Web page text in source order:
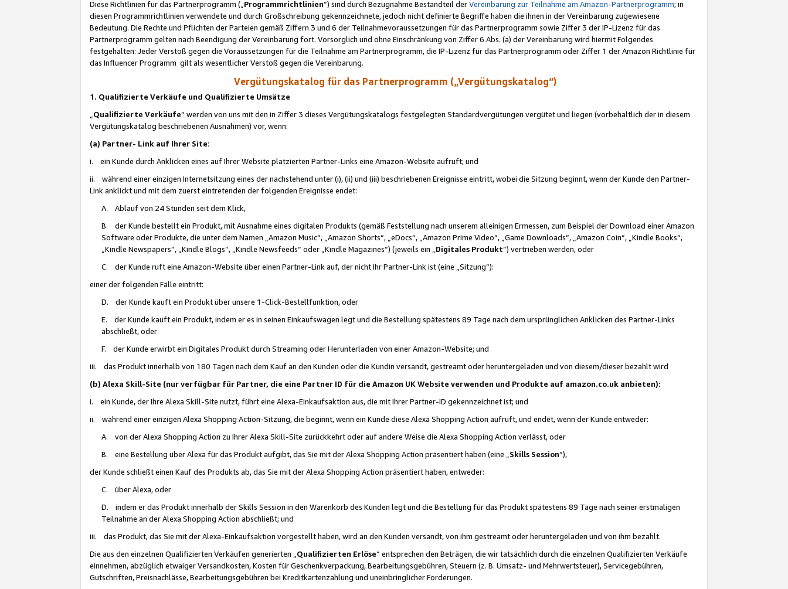
Diese Richtlinien für das Partnerprogramm („Programmrichtlinien“) sind durch Bezugnahme Bestandteil derVereinbarung zur Teilnahme am Amazon-Partnerprogramm; in
diesen Programmrichtlinien verwendete und durch Großschreibung gekennzeichnete, jedoch nicht definierte Begriffe haben die ihnen in der Vereinbarung zugewiesene
Bedeutung. Die Rechte und Pflichten der Parteien gemäß Ziffern 3 und 6 der Teilnahmevoraussetzungen für das Partnerprogramm sowie Ziffer 3 der IP-Lizenz für das
Partnerprogramm gelten nach Beendigung der Vereinbarung fort. Vorsorglich und ohne Einschränkung von Ziffer 6 Abs. (a) der Vereinbarung wird hiermit Folgendes
festgehalten: Jeder Verstoß gegen die Voraussetzungen für die Teilnahme am Partnerprogramm, die IP-Lizenz für das Partnerprogramm oder Ziffer 1 der Amazon Richtlinie für
das Influencer Programm gilt als wesentlicher Verstoß gegen die Vereinbarung.
Vergütungskatalog für das Partnerprogramm („Vergütungskatalog“)
1. Qualifizierte Verkäufe und Qualifizierte Umsätze
Qualifizierte Verkäufe“ werden von uns mit den in Ziffer 3 dieses Vergütungskatalogs festgelegten Standardvergütungen vergütet und liegen (vorbehaltlich der in diesem
Vergütungskatalog beschriebenen Ausnahmen) vor, wenn:
(a) Partner- Link auf Ihrer Site:
i. ein Kunde durch Anklicken eines auf Ihrer Website platzierten Partner-Links eine Amazon-Website aufruft; und
ii. während einer einzigen Internetsitzung eines der nachstehend unter (i), (ii) und (iii) beschriebenen Ereignisse eintritt, wobei die Sitzung beginnt, wenn der Kunde den Partner-
Link anklickt und mit dem zuerst eintretenden der folgenden Ereignisse endet:
A. Ablauf von 24 Stunden seit dem Klick,
B. der Kunde bestellt ein Produkt, mit Ausnahme eines digitalen Produkts (gemäß Feststellung nach unserem alleinigen Ermessen, zum Beispiel der Download einer Amazon
Software oder Produkte, die unter dem Namen „Amazon Music“, „Amazon Shorts“, „eDocs“, „Amazon Prime Video“, „Game Downloads“, „Amazon Coin“, „Kindle Books“,
„Kindle Newspapers“, „Kindle Blogs“, „Kindle Newsfeeds“ oder „Kindle Magazines“) (jeweils ein „ Digitales Produkt“) vertrieben werden, oder
C. der Kunde ruft eine Amazon-Website über einen Partner-Link auf, der nicht Ihr Partner-Link ist (eine „Sitzung“):
einer der folgenden Fälle eintritt:
D. der Kunde kauft ein Produkt über unsere 1-Click-Bestellfunktion, oder
E. der Kunde kauft ein Produkt, indem er es in seinen Einkaufswagen legt und die Bestellung spätestens 89 Tage nach dem ursprünglichen Anklicken des Partner-Links
abschließt, oder
F. der Kunde erwirbt ein Digitales Produkt durch Streaming oder Herunterladen von einer Amazon-Website; und
iii. das Produkt innerhalb von 180 Tagen nach dem Kauf an den Kunden oder die Kundin versandt, gestreamt oder heruntergeladen und von diesem/dieser bezahlt wird
(b) Alexa Skill-Site (nur verfügbar für Partner, die eine Partner ID für die Amazon UK Website verwenden und Produkte auf amazon.co.uk anbieten):
i. ein Kunde, der Ihre Alexa Skill-Site nutzt, führt eine Alexa-Einkaufsaktion aus, die mit Ihrer Partner-ID gekennzeichnet ist; und
ii. während einer einzigen Alexa Shopping Action-Sitzung, die beginnt, wenn ein Kunde diese Alexa Shopping Action aufruft, und endet, wenn der Kunde entweder:
A. von der Alexa Shopping Action zu Ihrer Alexa Skill-Site zurückkehrt oder auf andere Weise die Alexa Shopping Action verlässt, oder
B. eine Bestellung über Alexa für das Produkt aufgibt, das Sie mit der Alexa Shopping Action präsentiert haben (eine „ Skills Session“),
der Kunde schließt einen Kauf des Produkts ab, das Sie mit der Alexa Shopping Action präsentiert haben, entweder:
C. über Alexa, oder
D. indem er das Produkt innerhalb der Skills Session in den Warenkorb des Kunden legt und die Bestellung für das Produkt spätestens 89 Tage nach seiner erstmaligen
Teilnahme an der Alexa Shopping Action abschließt; und
iii. das Produkt, das Sie mit der Alexa-Einkaufsaktion vorgestellt haben, wird an den Kunden versandt, von ihm gestreamt oder heruntergeladen und von ihm bezahlt.
Die aus den einzelnen Qualifizierten Verkäufen generierten „ Qualifizierten Erlöse“ entsprechen den Beträgen, die wir tatsächlich durch die einzelnen Qualifizierten Verkäufe
einnehmen, abzüglich etwaiger Versandkosten, Kosten für Geschenkverpackung, Bearbeitungsgebühren, Steuern (z. B. Umsatz- und Mehrwertsteuer), Servicegebühren,
Gutschriften, Preisnachlässe, Bearbeitungsgebühren bei Kreditkartenzahlung und uneinbringlicher Forderungen.